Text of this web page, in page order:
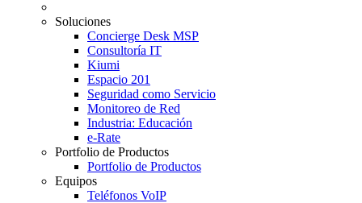
Soluciones
Concierge Desk MSP
Consultoría IT
Kiumi
Espacio 201
Seguridad como Servicio
Monitoreo de Red
Industria: Educación
e-Rate
Portfolio de Productos
Portfolio de Productos
Equipos
Teléfonos VoIP